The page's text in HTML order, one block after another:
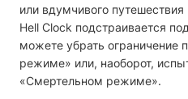
или вдумчивого
Hell Clock подстраивается
можете убрать ограничение
режиме» или, наоборот,
«Смертельном режиме».